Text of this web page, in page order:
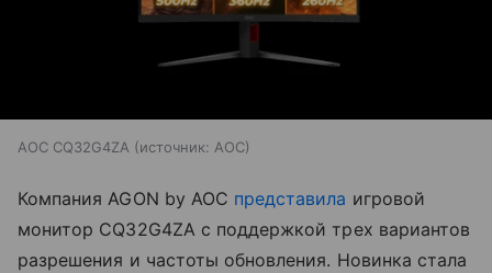
AOC CQ32G4ZA источник: AOC
Компания AGON by AOC представила игровой
монитор CQ32G4ZA с поддержкой трех вариантов
разрешения и частоты обновления. Новинка стала